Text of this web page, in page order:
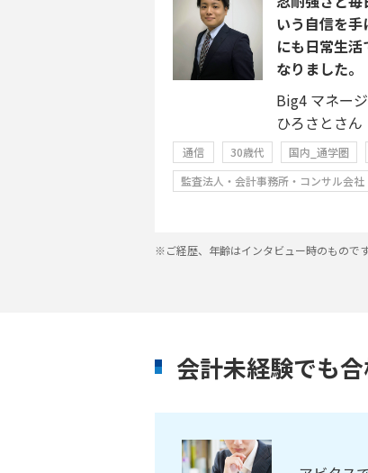
いう自信を
にも日常生
なりました。
Big4 マネー
ひろさとさん
通信 30歳代 国内_通学圏
監査法人・会計事務所・コンサル会社
※ご経歴、年齢はインタビュー時のものです
会計未経験でも